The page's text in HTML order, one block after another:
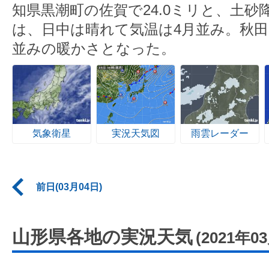
知県黒潮町の佐賀で24.0ミリと、土砂
は、日中は晴れて気温は4月並み。秋
並みの暖かさとなった。
気象衛星 実況天気図 雨雲レーダー
前日(03月04日)
山形県各地の実況天気 (2021年